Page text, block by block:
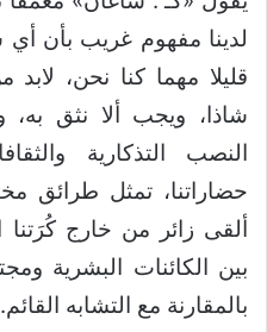
لدينا مفهوم غريب بأن
قليلا مهما كنا نحن،
شاذا، ويجب ألا نثق
النصب التذكارية
حضاراتنا، تمثل طرائق
ألقى زائر من خارج
بين الكائنات البشرية
بالمقارنة مع التشابه القائم.